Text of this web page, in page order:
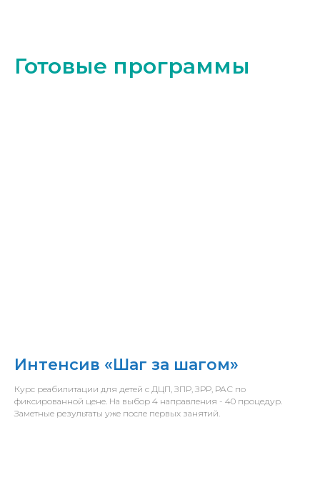
Готовые программы
Интенсив «Шаг за шагом»
Курс реабилитации для детей с ДЦП, ЗПР, ЗРР, РАС по
фиксированной цене. На выбор 4 направления - 40 процедур.
Заметные результаты уже после первых занятий.